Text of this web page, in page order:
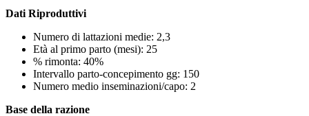
Dati Riproduttivi
Numero di lattazioni medie: 2,3
Età al primo parto (mesi): 25
% rimonta: 40%
Intervallo parto-concepimento gg: 150
Numero medio inseminazioni/capo: 2
Base della razione